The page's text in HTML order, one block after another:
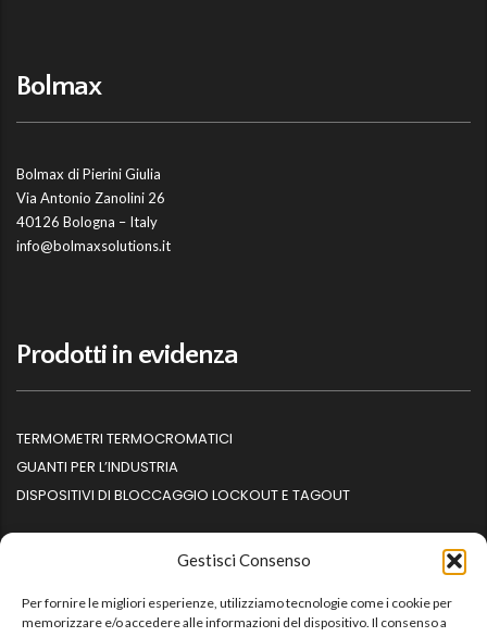
Gestisci Consenso
Per fornire le migliori esperienze, utilizziamo tecnologie come i cookie per
memorizzare e/o accedere alle informazioni del dispositivo. Il consenso a
Bolmax
Bolmax di Pierini Giulia
Via Antonio Zanolini 26
40126 Bologna – Italy
info@bolmaxsolutions.it
Prodotti in evidenza
TERMOMETRI TERMOCROMATICI
GUANTI PER L’INDUSTRIA
DISPOSITIVI DI BLOCCAGGIO LOCKOUT E TAGOUT
Informazioni